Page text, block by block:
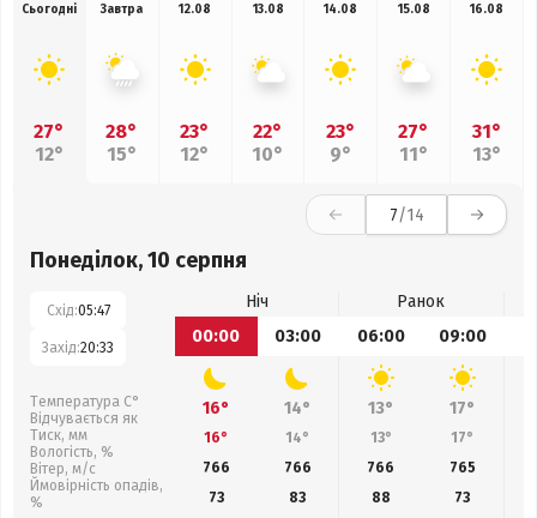
Сьогодні
27°
12°
Завтра
28°
15°
12.08
23°
12°
13.08
22°
10°
14.08
23°
9°
15.08
27°
11°
16.08
31°
13°
7/14
Понеділок, 10 серпня
Схід:05:47
Захід:20:33
Температура С°
Відчувається як
Тиск, мм
Вологість, %
Вітер, м/с
Ймовірність опадів,
%
Ніч
Ранок
00:00
03:00 06:00 09:00
16° 14° 13° 17°
16° 14° 13° 17°
766
766 766 765
73
83 88 73